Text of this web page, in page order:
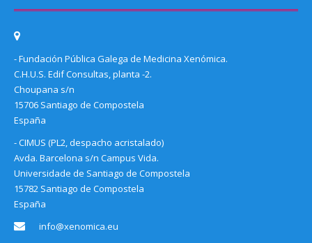
- Fundación Pública Galega de Medicina Xenómica.
C.H.U.S. Edif Consultas, planta -2.
Choupana s/n
15706 Santiago de Compostela
España
- CIMUS (PL2, despacho acristalado)
Avda. Barcelona s/n Campus Vida.
Universidade de Santiago de Compostela
15782 Santiago de Compostela
España
info@xenomica.eu